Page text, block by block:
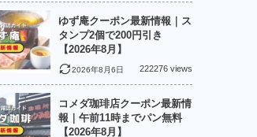
ゆず庵クーポン最新情報｜ス
タンプ2個で200円引き
【2026年8月】
2026年8月6日 222276 views
コメダ珈琲店クーポン最新情
報｜午前11時までパン無料
【2026年8月】